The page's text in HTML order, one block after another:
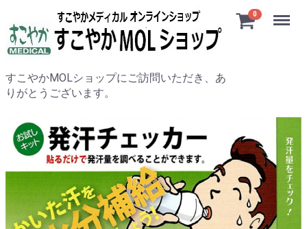
すこやかMOLショップにご訪問いただき、あ
りがとうございます。
0 Menu